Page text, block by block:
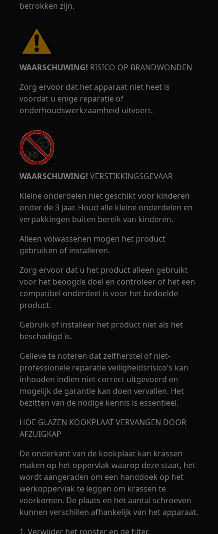
betrokken zijn.
WAARSCHUWING! RISICO OP BRANDWONDEN
Zorg ervoor dat het apparaat niet heet is
voordat u enige reparatie of
onderhoudswerkzaamheid uitvoert.
WAARSCHUWING! VERSTIKKINGSGEVAAR
Kleine onderdelen niet geschikt voor kinderen
onder de 3 jaar. Houd alle kleine onderdelen en
verpakkingen buiten bereik van kinderen.
Alleen volwassenen mogen het product
gebruiken of installeren.
Zorg ervoor dat u het product alleen gebruikt
voor het beoogde doel en controleer of het een
compatibel onderdeel is voor het bedoelde
product.
Gebruik of installeer het product niet als het
beschadigd is.
Gelieve te noteren dat zelfherstel of niet-
professionele reparatie veiligheidsrisico's kan
inhouden indien niet correct uitgevoerd en
mogelijk de garantie kan doen vervallen. Het
bezitten van de nodige kennis is essentieel.
HOE GLAZEN KOOKPLAAT VERVANGEN DOOR
AFZUIGKAP
De onderkant van de kookplaat kan krassen
maken op het oppervlak waarop deze staat, het
wordt aangeraden om een handdoek op het
werkoppervlak te leggen om krassen te
voorkomen. De plaats en het aantal schroeven
kunnen verschillen afhankelijk van het apparaat.
1. Verwijder het rooster en de filter.